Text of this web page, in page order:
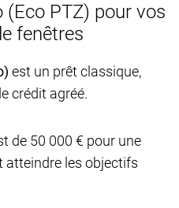
(Eco PTZ) pour vos
fenêtres
est un prêt classique,
crédit agréé.
de 50 000 € pour une
atteindre les objectifs